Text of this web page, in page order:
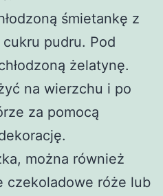
śmietankę z
cukru pudru. Pod
żelatynę.
na wierzchu i po
za pomocą
można również
czekoladowe róże lub